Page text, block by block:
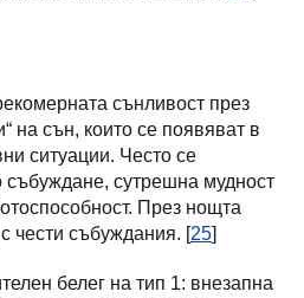
сънливост през
на сън, които се появяват в
ситуации. Често се
събуждане, сутрешна мудност
През нощта
чести събуждания. [25]
белег на тип 1: внезапна